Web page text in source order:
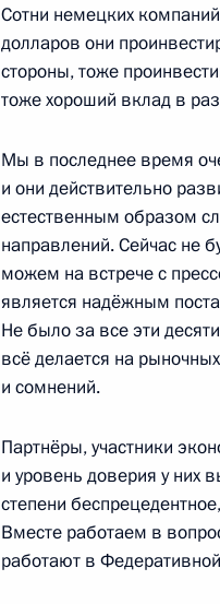
Телефонный
Макроном
12 марта 2022 года, 16:35
Телефонный
Макроном
10 марта 2022 года, 14:20
Телефонный разговор
9 марта 2022 года, 18:40
Телефонный разговор
Олафом Шольцем
Сотни немецких
долларов они
стороны, тоже
тоже хороший вклад в
Мы в последнее время
и они действительно
естественным образом
направлений. Сейчас не
можем на встрече с
является надёжным
Не было за все эти
всё делается на
и сомнений.
Партнёры, участники
и уровень доверия у них
степени
Вместе работаем в
работают в